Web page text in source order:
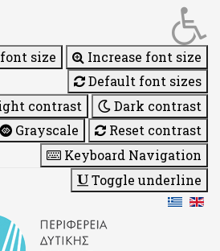
size
Increase font size
Default font sizes
contrast
Dark contrast
Grayscale
Reset contrast
Keyboard Navigation
Toggle underline